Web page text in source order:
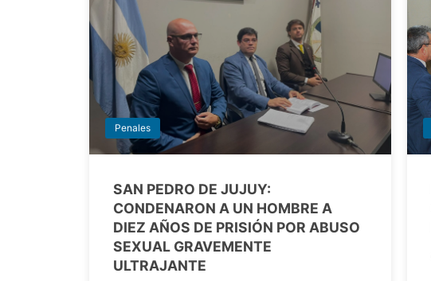
Penales
SAN PEDRO DE JUJUY:
CONDENARON A UN HOMBRE A
DIEZ AÑOS DE PRISIÓN POR ABUSO
SEXUAL GRAVEMENTE
ULTRAJANTE